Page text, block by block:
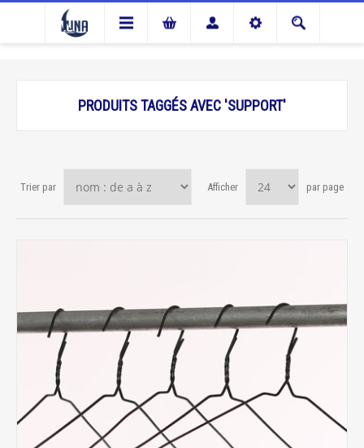
PRODUITS TAGGÉS AVEC 'SUPPORT'
Trier par Afficher par page